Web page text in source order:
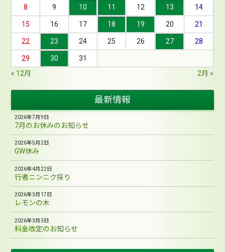
8 9 10 11 12 13 14
15 16 17 18 19 20 21
22 23 24 25 26 27 28
29 30
31
« 12月
2月 »
最新情報
7月のお休みのお知らせ
2026年7月9日
GW休み
2026年5月2日
行者ニンニク採り
2026年4月22日
レモンの木
2026年3月17日
料金改定のお知らせ
2026年3月3日